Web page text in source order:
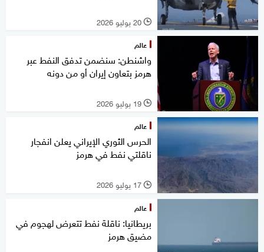
l 20 يوليو 2026
عالم
واشنطن: سنضمن تدفق النفط عبر
هرمز بتعاون إيران أو من دونه
l 19 يوليو 2026
عالم
الحرس الثوري الإيراني يعلن انفجار
ناقلتي نفط في هرمز
l 17 يوليو 2026
عالم
بريطانيا: ناقلة نفط تتعرض لهجوم في
مضيق هرمز